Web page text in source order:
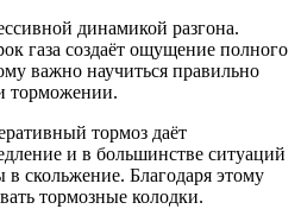
динамикой разгона.
газа создаёт ощущение полного
важно научиться правильно
торможении.
тормоз даёт
и в большинстве ситуаций
в скольжение. Благодаря этому
тормозные колодки.